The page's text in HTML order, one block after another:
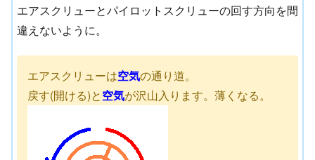
エアスクリューとパイロットスクリューの回す方向を間
違えないように。
エアスクリューは空気の通り道。
戻す(開ける)と空気が沢山入ります。薄くなる。